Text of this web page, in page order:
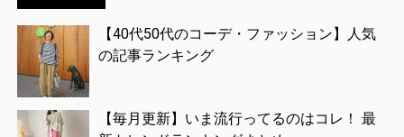
【40代50代のコーデ・ファッション】人気
の記事ランキング
【毎月更新】いま流行ってるのはコレ！ 最